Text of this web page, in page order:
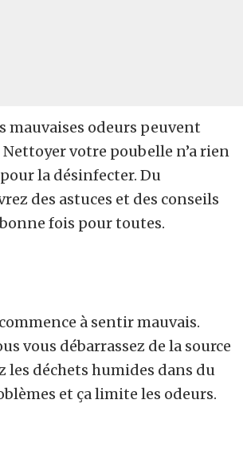
mauvaises odeurs peuvent
votre poubelle n’a rien
la désinfecter. Du
des astuces et des conseils
fois pour toutes.
à sentir mauvais.
vous débarrassez de la source
les déchets humides dans du
et ça limite les odeurs.